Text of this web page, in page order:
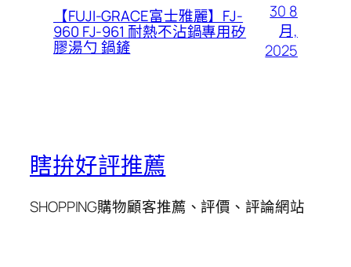
【FUJI-GRACE富士雅麗】FJ-
960 FJ-961 耐熱不沾鍋專用矽
膠湯勺 鍋鏟
30 8
月,
2025
瞎拚好評推薦
SHOPPING購物顧客推薦、評價、評論網站